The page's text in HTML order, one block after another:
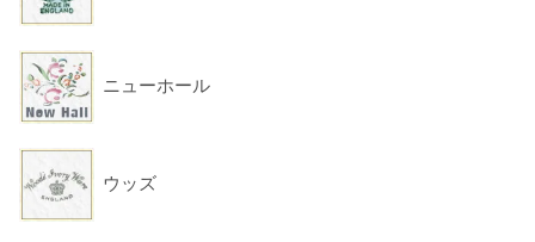
ニューホール
ウッズ